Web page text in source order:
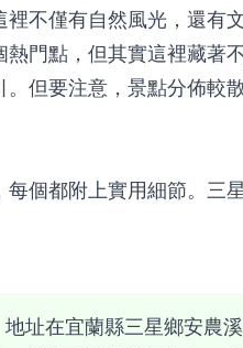
不僅有自然風光，還有
門點，但其實這裡藏著不
但要注意，景點分佈較
個都附上實用細節。三
址在宜蘭縣三星鄉安農